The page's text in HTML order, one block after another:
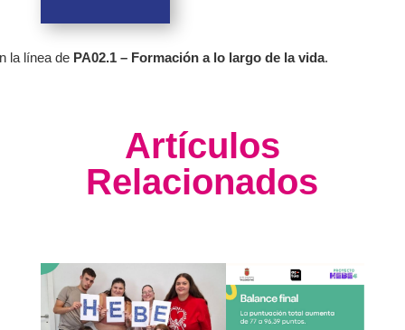
la línea de PA02.1 – Formación a lo largo de la vida.
Artículos
Relacionados